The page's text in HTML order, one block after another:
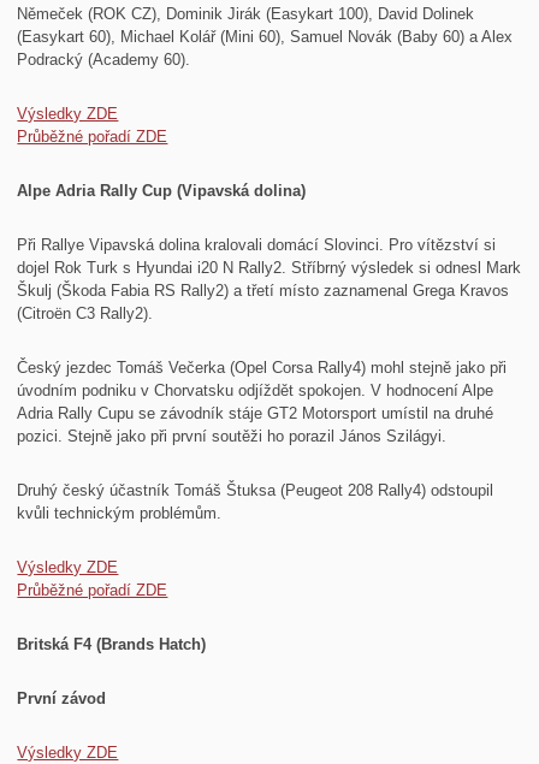
Němeček (ROK CZ), Dominik Jirák (Easykart 100), David Dolinek
(Easykart 60), Michael Kolář (Mini 60), Samuel Novák (Baby 60) a Alex
Podracký (Academy 60).
Výsledky ZDE
Průběžné pořadí ZDE
Alpe Adria Rally Cup (Vipavská dolina)
Při Rallye Vipavská dolina kralovali domácí Slovinci. Pro vítězství si
dojel Rok Turk s Hyundai i20 N Rally2. Stříbrný výsledek si odnesl Mark
Škulj (Škoda Fabia RS Rally2) a třetí místo zaznamenal Grega Kravos
(Citroën C3 Rally2).
Český jezdec Tomáš Večerka (Opel Corsa Rally4) mohl stejně jako při
úvodním podniku v Chorvatsku odjíždět spokojen. V hodnocení Alpe
Adria Rally Cupu se závodník stáje GT2 Motorsport umístil na druhé
pozici. Stejně jako při první soutěži ho porazil János Szilágyi.
Druhý český účastník Tomáš Štuksa (Peugeot 208 Rally4) odstoupil
kvůli technickým problémům.
Výsledky ZDE
Průběžné pořadí ZDE
Britská F4 (Brands Hatch)
První závod
Výsledky ZDE